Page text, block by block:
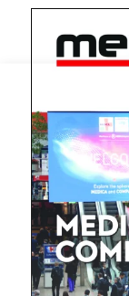
Mit
jede
Mail